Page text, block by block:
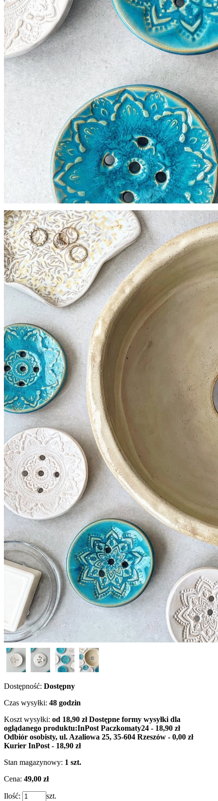
Dostępność: Dostępny
Czas wysyłki: 48 godzin
Koszt wysyłki: od 18,90 złDostępne formy wysyłki dla
oglądanego produktu:InPost Paczkomaty24 - 18,90 zł
Odbiór osobisty, ul. Azaliowa 25, 35-604 Rzeszów - 0,00 zł
Kurier InPost - 18,90 zł
Stan magazynowy: 1 szt.
Cena: 49,00 zł
Ilość:
szt.